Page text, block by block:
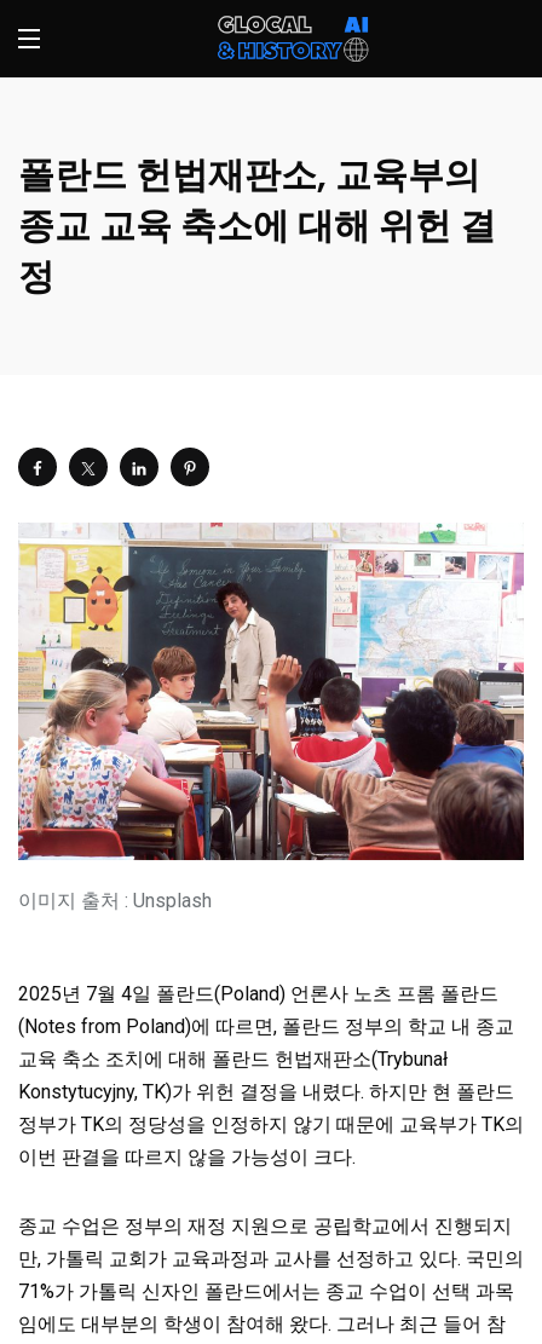
폴란드 헌법재판소, 교육부의
종교 교육 축소에 대해 위헌 결
정
이미지 출처 : Unsplash
2025년 7월 4일 폴란드(Poland) 언론사 노츠 프롬 폴란드
(Notes from Poland)에 따르면, 폴란드 정부의 학교 내 종교
교육 축소 조치에 대해 폴란드 헌법재판소(Trybunał
Konstytucyjny, TK)가 위헌 결정을 내렸다. 하지만 현 폴란드
정부가 TK의 정당성을 인정하지 않기 때문에 교육부가 TK의
이번 판결을 따르지 않을 가능성이 크다.
종교 수업은 정부의 재정 지원으로 공립학교에서 진행되지
만, 가톨릭 교회가 교육과정과 교사를 선정하고 있다. 국민의
71%가 가톨릭 신자인 폴란드에서는 종교 수업이 선택 과목
임에도 대부분의 학생이 참여해 왔다. 그러나 최근 들어 참